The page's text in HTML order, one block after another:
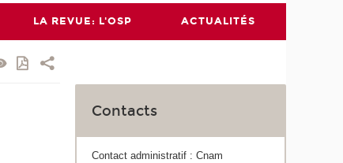
LA REVUE: L'OSP ACTUALITÉS
Contacts
Contact administratif : Cnam